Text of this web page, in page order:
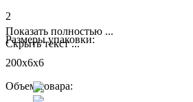
2
Размеры упаковки:
200x6x6
Объем товара:
Показать полностью ...
Скрыть текст ...